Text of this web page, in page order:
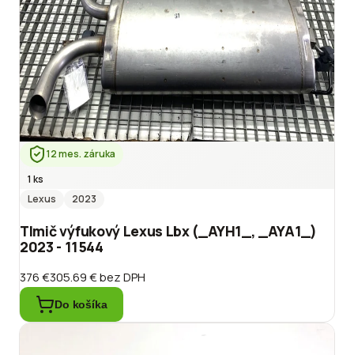
12 mes. záruka
1 ks
Lexus
2023
Tlmič výfukový Lexus Lbx (_AYH1_, _AYA1_)
2023 - 11544
376 €305.69 €bez DPH
Do košíka